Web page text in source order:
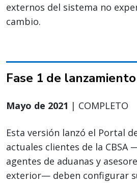
externos del sistema no
cambio.
Fase 1 de
Mayo de 2021 | COMPLETO
Esta versión lanzó el Portal
actuales clientes de la
agentes de aduanas y
exterior— deben configurar